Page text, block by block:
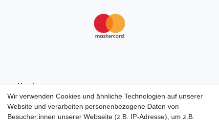
Vorab-
Überweisung
Wir verwenden Cookies und ähnliche Technologien auf unserer
Website und verarbeiten personenbezogene Daten von
Besucher:innen unserer Webseite (z.B. IP-Adresse), um z.B.